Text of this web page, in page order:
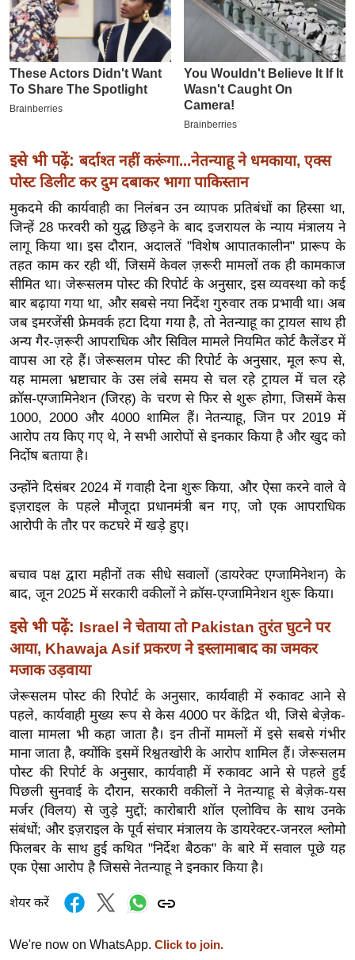
र
मि
सा
ल
सा
ल
श
ख्सि
य
त
यं
ग
इं
डि
या
सा
हि
त्य
ज
ग
त
ऑ
व
र्ल्ड
न्यू
ज
ब्री
फ
म
नो
रं
ज
न
ज
ग
त
बॉ
वु
इसे भी पढ़ें: बर्दाश्त नहीं करूंगा...नेतन्याहू ने धमकाया, एक्स
पोस्ट डिलीट कर दुम दबाकर भागा पाकिस्तान
मुकदमे की कार्यवाही का निलंबन उन व्यापक प्रतिबंधों का हिस्सा था,
जिन्हें 28 फरवरी को युद्ध छिड़ने के बाद इजरायल के न्याय मंत्रालय ने
लागू किया था। इस दौरान, अदालतें "विशेष आपातकालीन" प्रारूप के
तहत काम कर रही थीं, जिसमें केवल ज़रूरी मामलों तक ही कामकाज
सीमित था। जेरूसलम पोस्ट की रिपोर्ट के अनुसार, इस व्यवस्था को कई
बार बढ़ाया गया था, और सबसे नया निर्देश गुरुवार तक प्रभावी था। अब
जब इमरजेंसी फ्रेमवर्क हटा दिया गया है, तो नेतन्याहू का ट्रायल साथ ही
अन्य गैर-ज़रूरी आपराधिक और सिविल मामले नियमित कोर्ट कैलेंडर में
वापस आ रहे हैं। जेरूसलम पोस्ट की रिपोर्ट के अनुसार, मूल रूप से,
यह मामला भ्रष्टाचार के उस लंबे समय से चल रहे ट्रायल में चल रहे
क्रॉस-एग्जामिनेशन (जिरह) के चरण से फिर से शुरू होगा, जिसमें केस
1000, 2000 और 4000 शामिल हैं। नेतन्याहू, जिन पर 2019 में
आरोप तय किए गए थे, ने सभी आरोपों से इनकार किया है और खुद को
निर्दोष बताया है।
उन्होंने दिसंबर 2024 में गवाही देना शुरू किया, और ऐसा करने वाले वे
इज़राइल के पहले मौजूदा प्रधानमंत्री बन गए, जो एक आपराधिक
आरोपी के तौर पर कटघरे में खड़े हुए।
बचाव पक्ष द्वारा महीनों तक सीधे सवालों (डायरेक्ट एग्जामिनेशन) के
बाद, जून 2025 में सरकारी वकीलों ने क्रॉस-एग्जामिनेशन शुरू किया।
इसे भी पढ़ें: Israel ने चेताया तो Pakistan तुरंत घुटने पर
आया, Khawaja Asif प्रकरण ने इस्लामाबाद का जमकर
मजाक उड़वाया
जेरूसलम पोस्ट की रिपोर्ट के अनुसार, कार्यवाही में रुकावट आने से
पहले, कार्यवाही मुख्य रूप से केस 4000 पर केंद्रित थी, जिसे बेज़ेक-
वाला मामला भी कहा जाता है। इन तीनों मामलों में इसे सबसे गंभीर
माना जाता है, क्योंकि इसमें रिश्वतखोरी के आरोप शामिल हैं। जेरूसलम
पोस्ट की रिपोर्ट के अनुसार, कार्यवाही में रुकावट आने से पहले हुई
पिछली सुनवाई के दौरान, सरकारी वकीलों ने नेतन्याहू से बेज़ेक-यस
मर्जर (विलय) से जुड़े मुद्दों; कारोबारी शॉल एलोविच के साथ उनके
संबंधों; और इज़राइल के पूर्व संचार मंत्रालय के डायरेक्टर-जनरल श्लोमो
फिलबर के साथ हुई कथित "निर्देश बैठक" के बारे में सवाल पूछे यह
एक ऐसा आरोप है जिससे नेतन्याहू ने इनकार किया है।
शेयर करें
We're now on WhatsApp. Click to join.